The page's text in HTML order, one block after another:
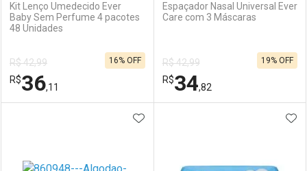
Kit Lenço Umedecido Ever
Baby Sem Perfume 4 pacotes
48 Unidades
R$ 42,99
R$36,11
16% OFF
Laboratório
Por Menos
Espaçador Nasal Universal Ever
Care com 3 Máscaras
R$ 42,99
R$34,82
19% OFF
ADICIONAR AOS FAVORITOS